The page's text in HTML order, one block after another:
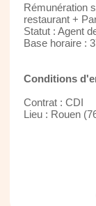
Rémunération
restaurant +
Statut : Agent
Base horaire :
Conditions
Contrat : CDI
Lieu : Rouen